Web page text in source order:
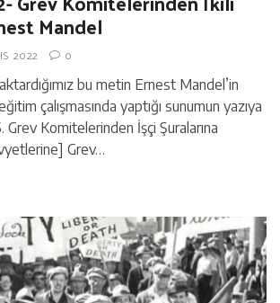
Mandel
2022 0
bu metin Ernest Mandel’in
çalışmasında yaptığı sunumun yazıya
Grev Komitelerinden İşçi Şuralarına
Grev…